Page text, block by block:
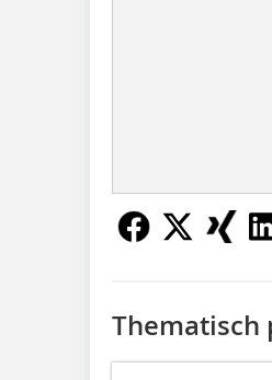
Thematisch